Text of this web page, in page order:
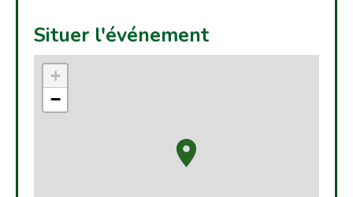
Situer l'événement
+
−